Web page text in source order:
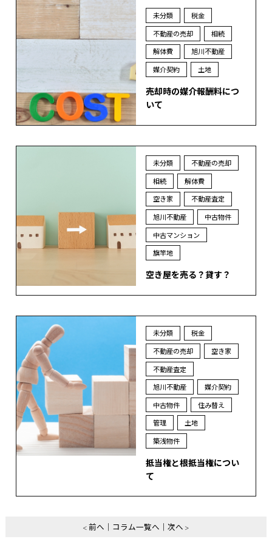
未分類
税金
不動産の売却
相続
解体費
旭川不動産
媒介契約
土地
売却時の媒介報酬料につ
いて
未分類
不動産の売却
相続
解体費
空き家
不動産査定
旭川不動産
中古物件
中古マンション
旗竿地
空き屋を売る？貸す？
未分類
税金
不動産の売却
空き家
不動産査定
旭川不動産
媒介契約
中古物件
住み替え
管理
土地
築浅物件
抵当権と根抵当権につい
て
前へ コラム一覧へ 次へ